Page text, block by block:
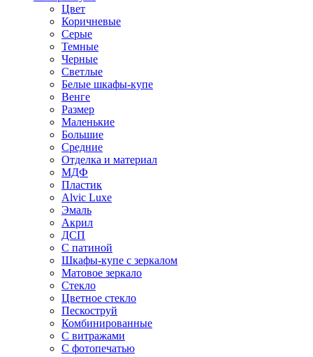
Цвет
Коричневые
Серые
Темные
Черные
Светлые
Белые шкафы-купе
Венге
Размер
Маленькие
Большие
Средние
Отделка и материал
МДФ
Пластик
Alvic Luxe
Эмаль
Акрил
ДСП
С патиной
Шкафы-купе с зеркалом
Матовое зеркало
Стекло
Цветное стекло
Пескоструй
Комбинированные
С витражами
С фотопечатью